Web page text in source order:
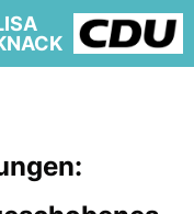
KÖPENICK